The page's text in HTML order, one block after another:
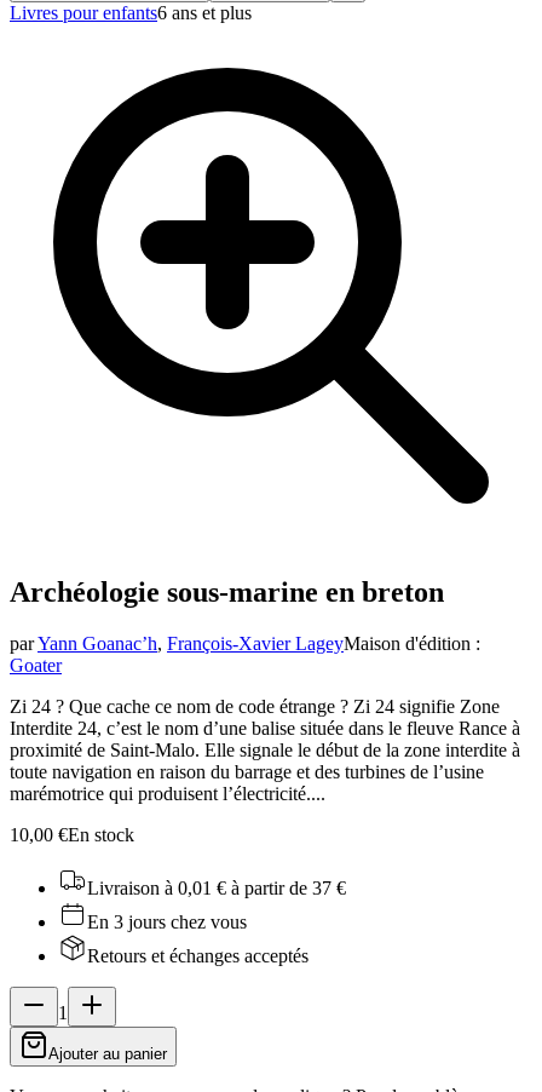
Livres pour enfants6 ans et plus
Archéologie sous-marine en breton
parYann Goanac’h, François-Xavier LageyMaison d'édition :
Goater
Zi 24 ? Que cache ce nom de code étrange ? Zi 24 signifie Zone
Interdite 24, c’est le nom d’une balise située dans le fleuve Rance à
proximité de Saint-Malo. Elle signale le début de la zone interdite à
toute navigation en raison du barrage et des turbines de l’usine
marémotrice qui produisent l’électricité....
10,00 €En stock
Livraison à 0,01 € à partir de 37 €
En 3 jours chez vous
Retours et échanges acceptés
1
Ajouter au panier